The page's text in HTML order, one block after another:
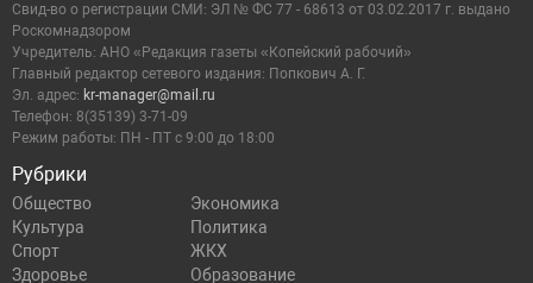
Рубрики
Общество
Экономика
Культура
Политика
Спорт
ЖКХ
Здоровье
Образование
Cвид-во о регистрации СМИ: ЭЛ № ФС 77 - 68613 от 03.02.2017 г. выдано
Роскомнадзором
Учредитель: АНО «Редакция газеты «Копейский рабочий»
Главный редактор сетевого издания: Попкович А. Г.
Эл. адрес: kr-manager@mail.ru
Телефон: 8(35139) 3-71-09
Режим работы: ПН - ПТ с 9:00 до 18:00